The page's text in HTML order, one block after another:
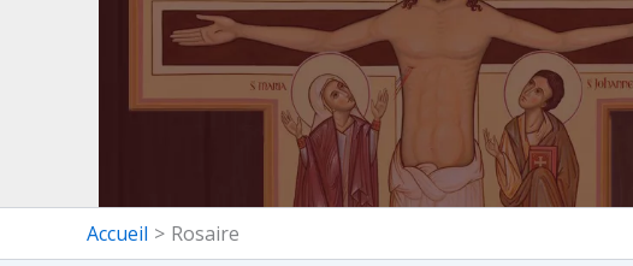
Accueil Rosaire